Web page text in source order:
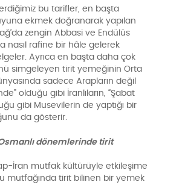
bu tarifler, en başta
ekmek doğranarak yapılan
zengin Abbasi ve Endülüs
nasıl rafine bir hâle gelerek
Ayrıca en başta daha çok
simgeleyen tirit yemeğinin Orta
sadece Arapların değil
olduğu gibi İranlıların, “Şabat
gibi Musevilerin de yaptığı bir
da gösterir.
dönemlerinde tirit
İran mutfak kültürüyle etkileşime
mutfağında tirit bilinen bir yemek